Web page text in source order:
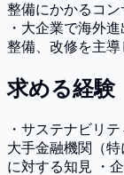
整備にかかるコ
・大企業で海外
整備、改修を主
求める経験
・サステナビリ
大手金融機関（
に対する知見 ・